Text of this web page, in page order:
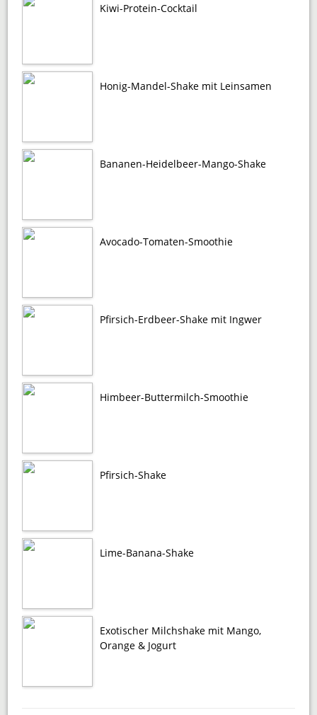
Kiwi-Protein-Cocktail
Honig-Mandel-Shake mit Leinsamen
Bananen-Heidelbeer-Mango-Shake
Avocado-Tomaten-Smoothie
Pfirsich-Erdbeer-Shake mit Ingwer
Himbeer-Buttermilch-Smoothie
Pfirsich-Shake
Lime-Banana-Shake
Exotischer Milchshake mit Mango,
Orange & Jogurt